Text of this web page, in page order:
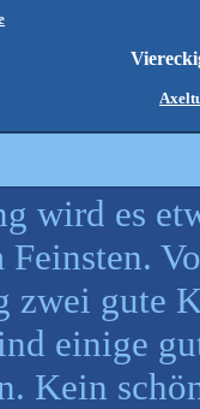
wird es
Feinsten.
zwei gute
einige
Kein